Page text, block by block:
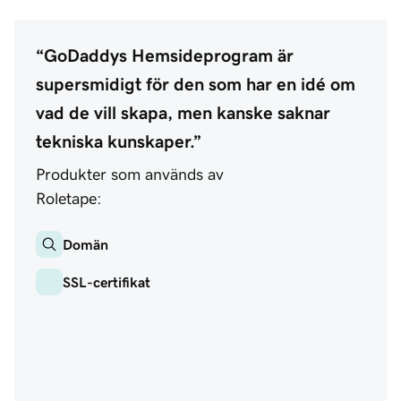
“GoDaddys Hemsideprogram är
supersmidigt för den som har en idé om
vad de vill skapa, men kanske saknar
tekniska kunskaper.”
Produkter som används av
Roletape:
Domän
SSL-certifikat